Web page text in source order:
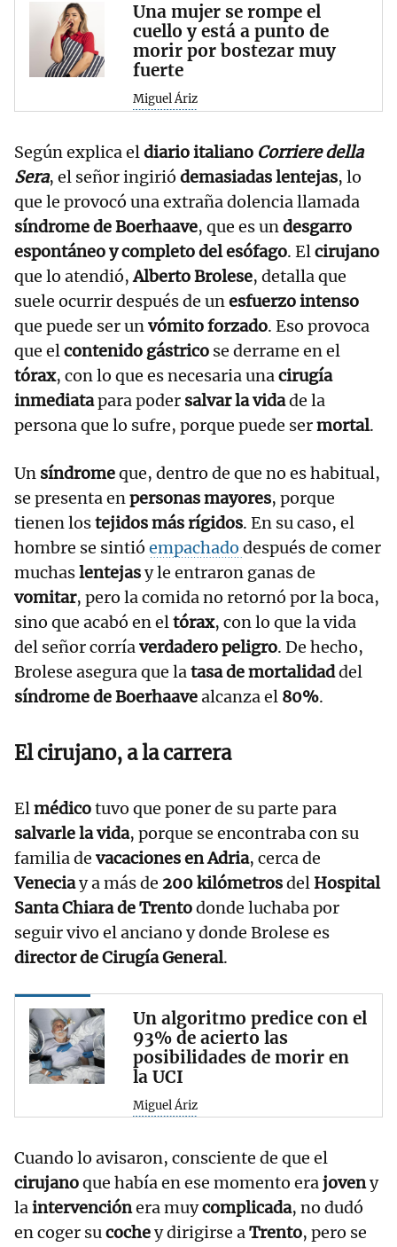
Una mujer se rompe el
cuello y está a punto de
morir por bostezar muy
fuerte
Miguel Áriz
Según explica eldiario italiano Corriere della
Sera, el señor ingirió demasiadas lentejas, lo
que le provocó una extraña dolencia llamada
síndrome de Boerhaave, que es undesgarro
espontáneo y completo del esófago. Elcirujano
que lo atendió,Alberto Brolese, detalla que
suele ocurrir después de unesfuerzo intenso
que puede ser unvómito forzado. Eso provoca
que elcontenido gástrico se derrame en el
tórax, con lo que es necesaria unacirugía
inmediatapara poder salvar la vidade la
persona que lo sufre, porque puede sermortal.
Un síndromeque, dentro de que no es habitual,
se presenta enpersonas mayores, porque
tienen lostejidos más rígidos. En su caso, el
hombre se sintió empachado después de comer
muchaslentejasy le entraron ganas de
vomitar, pero la comida no retornó por la boca,
sino que acabó en eltórax, con lo que la vida
del señor corríaverdadero peligro. De hecho,
Brolese asegura que latasa de mortalidaddel
síndrome de Boerhaavealcanza el 80%.
El cirujano, a la carrera
Elmédicotuvo que poner de su parte para
salvarle la vida, porque se encontraba con su
familia de vacaciones en Adria, cerca de
Veneciay a más de 200 kilómetrosdel Hospital
Santa Chiara de Trentodonde luchaba por
seguir vivo el anciano y donde Brolese es
director de Cirugía General.
Un algoritmo predice con el
93% de acierto las
posibilidades de morir en
la UCI
Miguel Áriz
Cuando lo avisaron, consciente de que el
cirujanoque había en ese momento erajoveny
laintervenciónera muycomplicada, no dudó
en coger sucochey dirigirse aTrento, pero se